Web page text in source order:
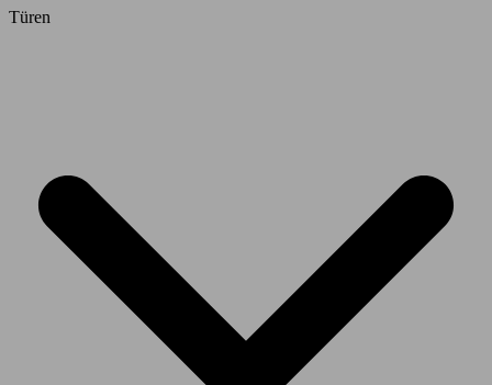
Türen